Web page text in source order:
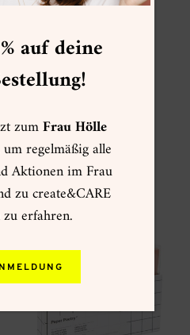
gehen muss
eine kleine
übermitteln will,
genau das
…
auf deine
zumFrau Hölle
regelmäßig alle
Aktionen im Frau
zu create&CARE
erfahren.